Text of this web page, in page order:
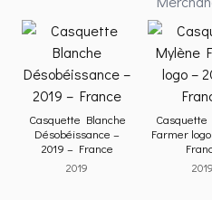
Casquette Blanche
Désobéissance –
2019 – France
2019
Farmer
2019